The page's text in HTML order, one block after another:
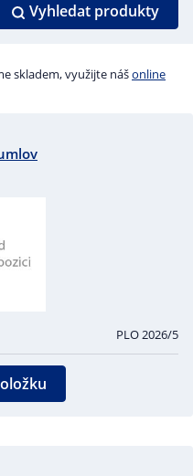
Vyhledat produkty
skladem, využijte nášonline
PLO 2026/5